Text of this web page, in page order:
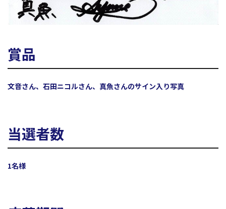
賞品
文音さん、石田ニコルさん、真魚さんのサイン入り写真
当選者数
1名様